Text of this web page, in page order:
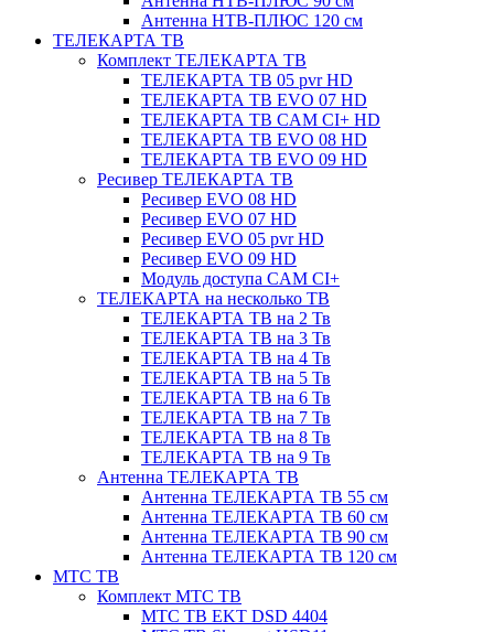
Антенна НТВ-ПЛЮС 120 см
ТЕЛЕКАРТА ТВ
Комплект ТЕЛЕКАРТА ТВ
ТЕЛЕКАРТА ТВ 05 pvr HD
ТЕЛЕКАРТА ТВ EVO 07 HD
ТЕЛЕКАРТА ТВ CAM CI+ HD
ТЕЛЕКАРТА ТВ EVO 08 HD
ТЕЛЕКАРТА ТВ EVO 09 HD
Ресивер ТЕЛЕКАРТА ТВ
Ресивер EVO 08 HD
Ресивер EVO 07 HD
Ресивер EVO 05 pvr HD
Ресивер EVO 09 HD
Модуль доступа CAM CI+
ТЕЛЕКАРТА на несколько ТВ
ТЕЛЕКАРТА ТВ на 2 Тв
ТЕЛЕКАРТА ТВ на 3 Тв
ТЕЛЕКАРТА ТВ на 4 Тв
ТЕЛЕКАРТА ТВ на 5 Тв
ТЕЛЕКАРТА ТВ на 6 Тв
ТЕЛЕКАРТА ТВ на 7 Тв
ТЕЛЕКАРТА ТВ на 8 Тв
ТЕЛЕКАРТА ТВ на 9 Тв
Антенна ТЕЛЕКАРТА ТВ
Антенна ТЕЛЕКАРТА ТВ 55 см
Антенна ТЕЛЕКАРТА ТВ 60 см
Антенна ТЕЛЕКАРТА ТВ 90 см
Антенна ТЕЛЕКАРТА ТВ 120 см
МТС ТВ
Комплект МТС ТВ
МТС ТВ EKT DSD 4404